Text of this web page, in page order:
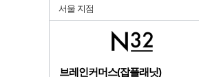
서울 지점
브레인커머스(잡플래닛)